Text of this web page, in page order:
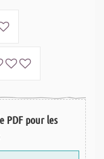
PDF pour les